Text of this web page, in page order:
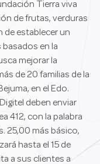
Tierra viva
de frutas, verduras
de establecer un
en la
mejorar la
de 20 familias de la
en el Edo.
deben enviar
412, con la palabra
25,00 más básico,
hasta el 15 de
a sus clientes a